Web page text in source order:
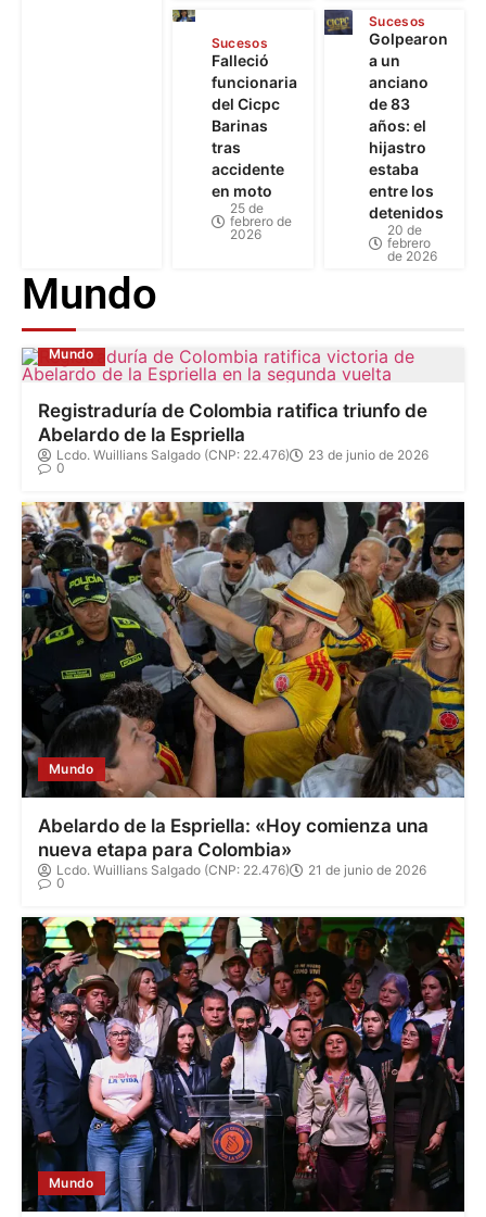
Sucesos
Falleció
funcionaria
del Cicpc
Barinas
tras
accidente
en moto
25 de
febrero de
2026
Sucesos
Golpearon
a un
anciano
de 83
años: el
hijastro
estaba
entre los
detenidos
20 de
febrero
de 2026
Mundo
Mundo
Registraduría de Colombia ratifica triunfo de
Abelardo de la Espriella
Lcdo. Wuillians Salgado (CNP: 22.476)
23 de junio de 2026
0
Mundo
Abelardo de la Espriella: «Hoy comienza una
nueva etapa para Colombia»
Lcdo. Wuillians Salgado (CNP: 22.476)
21 de junio de 2026
0
Mundo